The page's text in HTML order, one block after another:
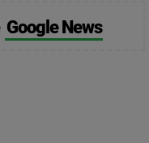
Google News